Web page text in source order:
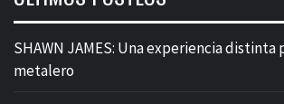
SHAWN JAMES: Una experiencia
metalero